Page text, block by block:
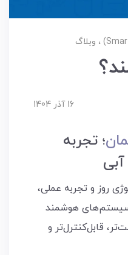
وبلاگ
16 آذر 1404
؛ تجربه
روز و تجربه عملی،
سیستم‌های هوشمند
قابل‌کنترل‌تر و